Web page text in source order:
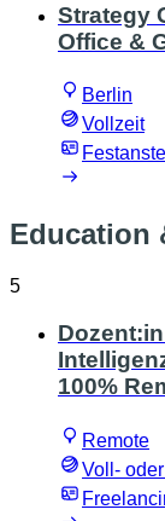
Strategy
Office &
Berlin
Vollzeit
Education
5
100%
Remote
Voll-